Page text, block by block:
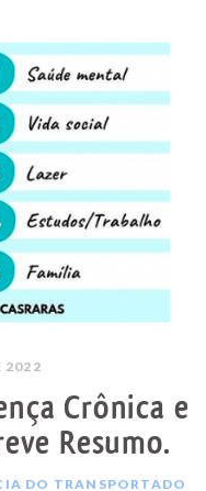
2022
Crônica e
Resumo.
DO TRANSPORTADO